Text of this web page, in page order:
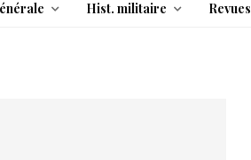
Hist. militaire Revues